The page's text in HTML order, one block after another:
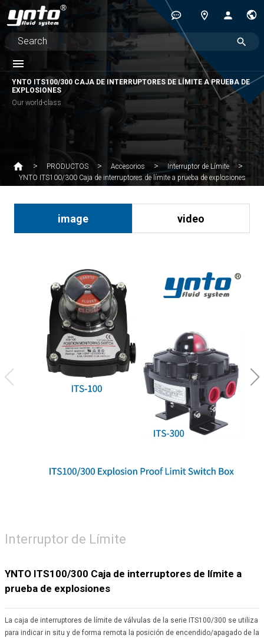
YNTO ITS100/300 CAJA DE INTERRUPTORES DE LÍMITE A PRUEBA DE
EXPLOSIONES
Our world-class
PRODUCTOS Accesorios
Interruptor de Límite
YNTO ITS100/300 Caja de interruptores de límite a prueba de explosiones
image video
Interruptor de Límite
YNTO ITS100/300 Caja de interruptores de límite a
prueba de explosiones
La caja de interruptores de límite de válvulas de la serie ITS100/300 se utiliza
para indicar in situ y de forma remota la posición de encendido/apagado de la